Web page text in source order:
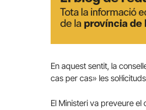
En aquest sentit, la
cas per cas» les
El Ministeri va preveure el